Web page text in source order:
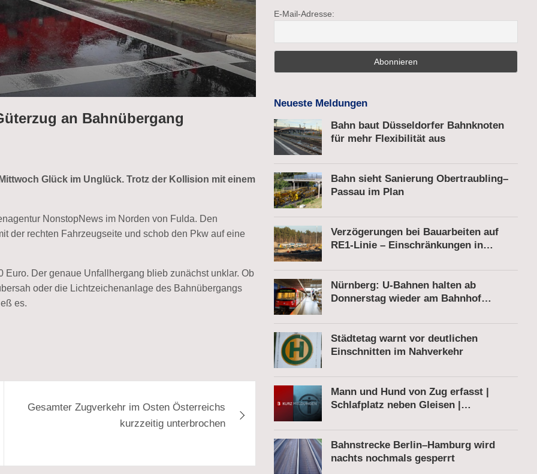
an Bahnübergang
Glück im Unglück. Trotz der Kollision mit einem
NonstopNews im Norden von Fulda. Den
der rechten Fahrzeugseite und schob den Pkw auf eine
Der genaue Unfallhergang blieb zunächst unklar. Ob
oder die Lichtzeichenanlage des Bahnübergangs
es.
Gesamter Zugverkehr im Osten Österreichs
kurzzeitig unterbrochen
E-Mail-Adresse:
Neueste Meldungen
Bahn baut Düsseldorfer Bahnknoten
für mehr Flexibilität aus
Bahn sieht Sanierung Obertraubling–
Passau im Plan
Verzögerungen bei Bauarbeiten auf
RE1-Linie – Einschränkungen in
Nürnberg: U-Bahnen halten ab
Donnerstag wieder am Bahnhof
Städtetag warnt vor deutlichen
Einschnitten im Nahverkehr
Mann und Hund von Zug erfasst |
Schlafplatz neben Gleisen |
Fußgänger
Bahnstrecke Berlin–Hamburg wird
nachts nochmals gesperrt